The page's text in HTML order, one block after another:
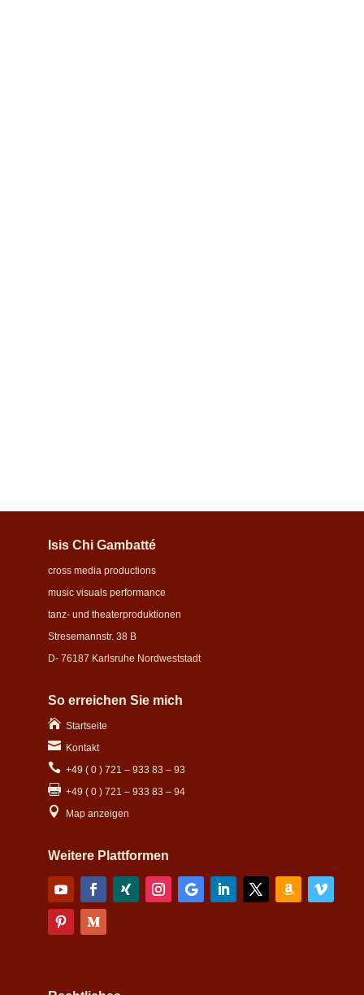
Isis Chi Gambatté
cross media productions
music visuals performance
tanz- und theaterproduktionen
Stresemannstr. 38 B
D- 76187 Karlsruhe Nordweststadt
So erreichen Sie mich
 Startseite
 Kontakt
 +49 ( 0 ) 721 – 933 83 – 93
 +49 ( 0 ) 721 – 933 83 – 94
 Map anzeigen
Weitere Plattformen